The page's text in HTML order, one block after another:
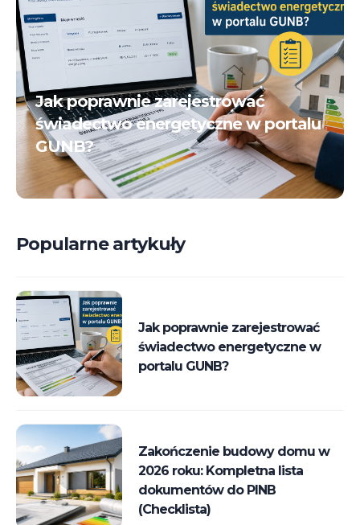
Jak poprawnie zarejestrować
świadectwo energetyczne w portalu
GUNB?
Popularne artykuły
Jak poprawnie zarejestrować
świadectwo energetyczne w
portalu GUNB?
Zakończenie budowy domu w
2026 roku: Kompletna lista
dokumentów do PINB
(Checklista)